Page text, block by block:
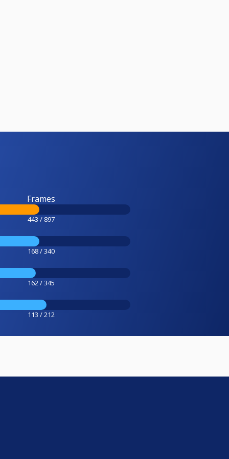
Frames
443 / 897
168 / 340
162 / 345
113 / 212